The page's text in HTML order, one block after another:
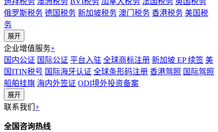
俄罗斯税务 德国税务 新加坡税务 澳门税务 香港税务 美国税
务
展开
企业增值服务+
国内公证 国际公证 平台入驻 全球商标注册 新加坡 EP 续签 美
国ITIN税号 国际海牙认证 全球条形码注册 香港驾照 国际驾照
船舶挂旗 海内外签证 ODI境外投资备案
展开
联系我们 +
全国咨询热线